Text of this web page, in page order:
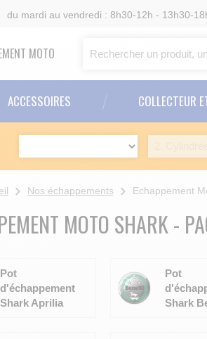
du mardi au vendredi : 8h30-12h - 13h30-
MOTO
ACCESSOIRES COLLECTEUR
Nos échappements Echappement
MOTO SHARK-
Pot
d'échappement
Shark Aprilia
Pot
Shark